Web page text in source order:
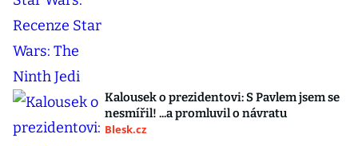
Kalousek o prezidentovi: S Pavlem jsem se
nesmířil! ...a promluvil o návratu
Blesk.cz